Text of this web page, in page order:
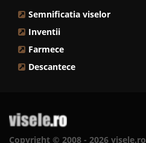
Semnificatia viselor
Inventii
Farmece
Descantece
Copyright © 2008 - 2026 visele.ro